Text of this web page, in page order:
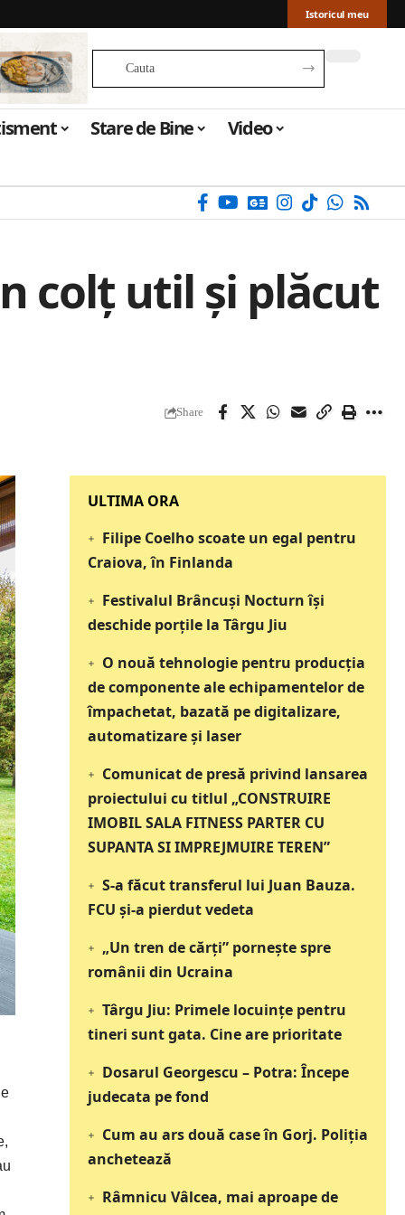
Istoricul meu
Stare de Bine Video
colț util și plăcut
Share
‎‎‎‎‎‎‎ULTIMA ORA
Filipe Coelho scoate un egal pentru
Craiova, în Finlanda
Festivalul Brâncuși Nocturn își
deschide porțile la Târgu Jiu
O nouă tehnologie pentru producția
de componente ale echipamentelor de
împachetat, bazată pe digitalizare,
automatizare și laser
Comunicat de presă privind lansarea
proiectului cu titlul „CONSTRUIRE
IMOBIL SALA FITNESS PARTER CU
SUPANTA SI IMPREJMUIRE TEREN”
S-a făcut transferul lui Juan Bauza.
FCU și-a pierdut vedeta
„Un tren de cărți” pornește spre
românii din Ucraina
Târgu Jiu: Primele locuințe pentru
tineri sunt gata. Cine are prioritate
Dosarul Georgescu – Potra: Începe
judecata pe fond
Cum au ars două case în Gorj. Poliția
anchetează
Râmnicu Vâlcea, mai aproape de